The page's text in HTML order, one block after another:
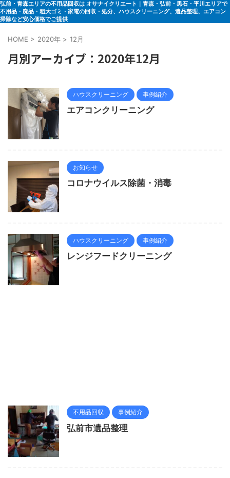
弘前・青森エリアの不用品回収は オサナイクリエート｜青森・弘前・黒石・平川エリアで
不用品・廃品・粗大ゴミ・家電の回収・処分、ハウスクリーニング、遺品整理、エアコン
掃除など安心価格でご提供
HOME > 2020年 > 12月
月別アーカイブ：2020年12月
ハウスクリーニング 事例紹介
エアコンクリーニング
お知らせ
コロナウイルス除菌・消毒
ハウスクリーニング 事例紹介
レンジフードクリーニング
不用品回収 事例紹介
弘前市遺品整理